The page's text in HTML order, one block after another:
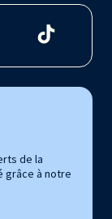
de la
grâce à notre